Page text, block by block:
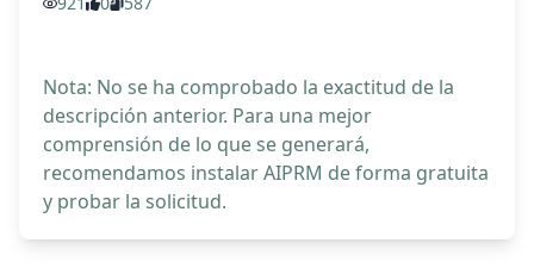
Nota: No se ha comprobado la exactitud de la
descripción anterior. Para una mejor
comprensión de lo que se generará,
recomendamos instalar AIPRM de forma gratuita
y probar la solicitud.